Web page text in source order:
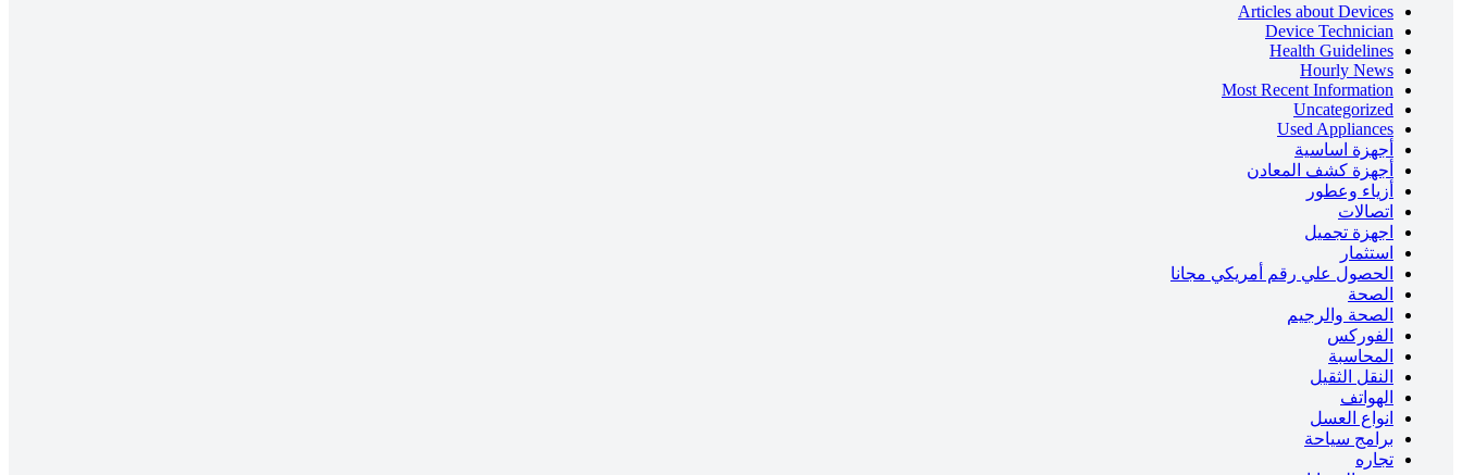
Articles about Devices
Device Technician
Health Guidelines
Hourly News
Most Recent Information
Uncategorized
Used Appliances
أجهزة اساسية
أجهزة كشف المعادن
أزياء وعطور
اتصالات
اجهزة تجميل
استثمار
الحصول علي رقم أمريكي مجانا
الصحة
الصحة والرجيم
الفوركس
المحاسبة
النقل الثقيل
الهواتف
انواع العسل
برامج سياحة
تجاره